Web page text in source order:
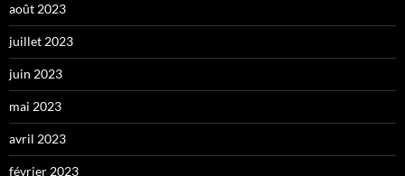
août 2023
juillet 2023
juin 2023
mai 2023
avril 2023
février 2023